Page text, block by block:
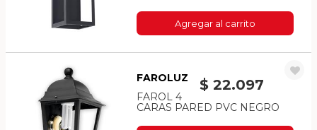
Agregar al carrito
$ 22.097
FAROLUZ
FAROL 4
CARAS PARED PVC NEGRO